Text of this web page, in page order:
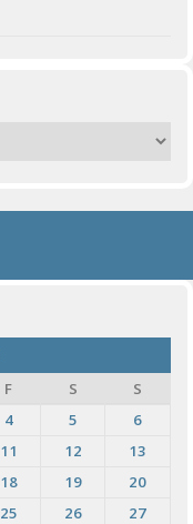
F S
S
4 5
6
11 12
13
18 19
20
25 26
27